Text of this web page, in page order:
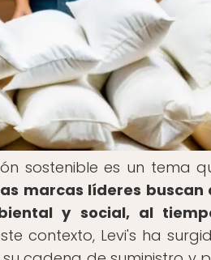
sostenible es un tema
marcas líderes
y social, al
contexto, Levi's ha